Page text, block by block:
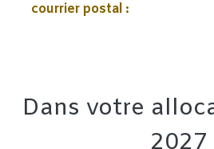
courrier postal :
Dans votre